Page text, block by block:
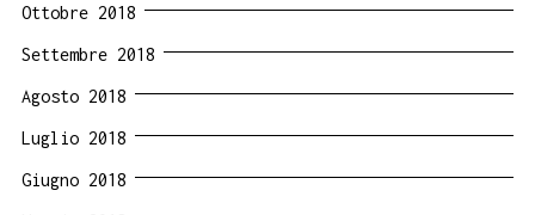
Ottobre 2018
Settembre 2018
Agosto 2018
Luglio 2018
Giugno 2018